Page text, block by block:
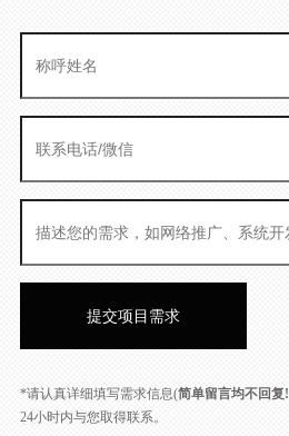
*请认真详细填写需求信息(简单留言均不回复!
24小时内与您取得联系。